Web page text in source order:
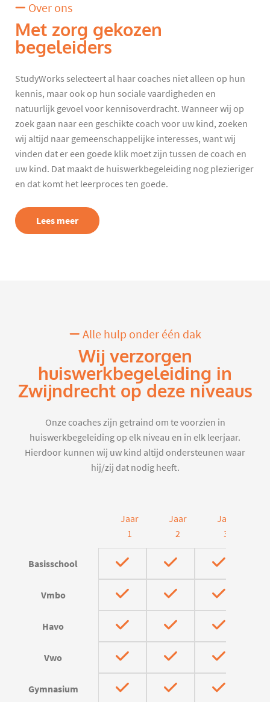
Over ons
Met zorg gekozen
begeleiders
StudyWorks selecteert al haar coaches niet alleen op hun
kennis, maar ook op hun sociale vaardigheden en
natuurlijk gevoel voor kennisoverdracht. Wanneer wij op
zoek gaan naar een geschikte coach voor uw kind, zoeken
wij altijd naar gemeenschappelijke interesses, want wij
vinden dat er een goede klik moet zijn tussen de coach en
uw kind. Dat maakt de huiswerkbegeleiding nog plezieriger
en dat komt het leerproces ten goede.
Lees meer
Alle hulp onder één dak
Wij verzorgen
huiswerkbegeleiding in
Zwijndrecht op deze niveaus
Onze coaches zijn getraind om te voorzien in
huiswerkbegeleiding op elk niveau en in elk leerjaar.
Hierdoor kunnen wij uw kind altijd ondersteunen waar
hij/zij dat nodig heeft.
Jaar
1
Jaar
2
Jaar
3
Basisschool
Vmbo
Havo
Vwo
Gymnasium